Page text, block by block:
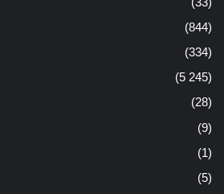
(844)
(334)
(5 245)
(28)
(9)
(1)
(5)